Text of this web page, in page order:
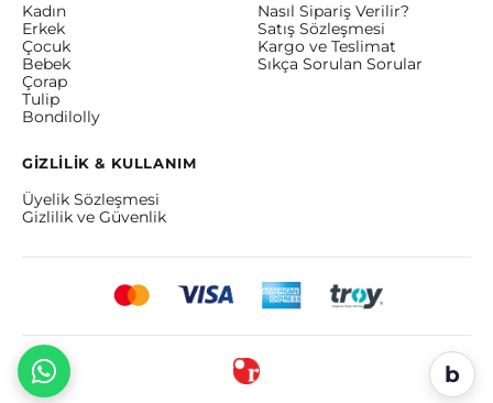
Kadın
Erkek
Çocuk
Bebek
Çorap
Tulip
Bondilolly
Nasıl Sipariş Verilir?
Satış Sözleşmesi
Kargo ve Teslimat
Sıkça Sorulan Sorular
GİZLİLİK & KULLANIM
Üyelik Sözleşmesi
Gizlilik ve Güvenlik
b